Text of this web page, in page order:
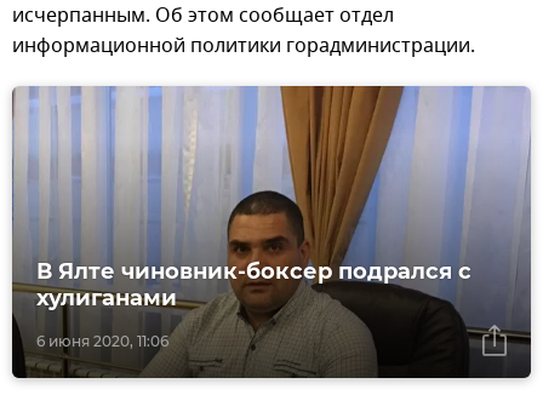
исчерпанным. Об этом сообщает отдел
информационной политики горадминистрации.
6 июня 2020, 11:06
В Ялте чиновник-боксер подрался с
хулиганами